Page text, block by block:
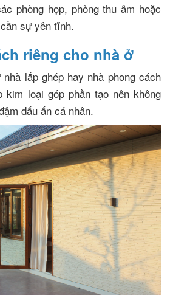
phòng họp, phòng thu âm hoặc
sự yên tĩnh.
riêng cho nhà ở
lắp ghép hay nhà phong cách
kim loại góp phần tạo nên không
dấu ấn cá nhân.